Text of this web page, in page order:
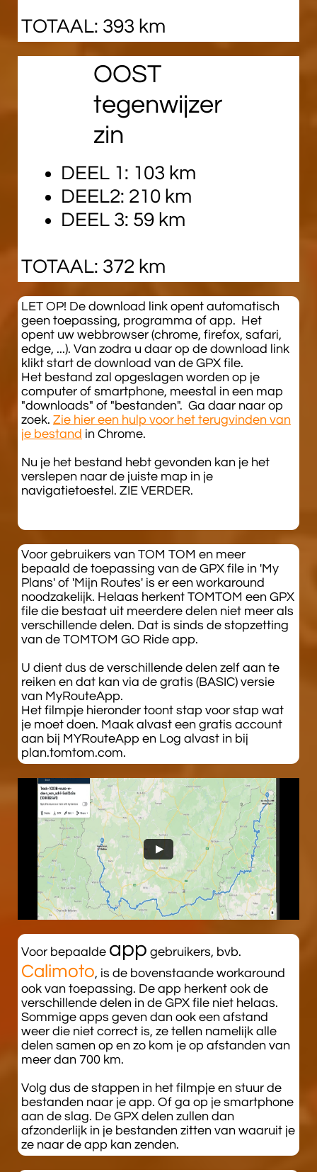
TOTAAL: 393 km
OOST
tegenwijzer
zin
DEEL 1: 103 km
DEEL2: 210 km
DEEL 3: 59 km
TOTAAL: 372 km
​LET OP! De download link opent automatisch
geen toepassing, programma of app. Het
opent uw webbrowser (chrome, firefox, safari,
edge, ...). Van zodra u daar op de download link
klikt start de download van de GPX file.
Het bestand zal opgeslagen worden op je
computer of smartphone, meestal in een map
"downloads" of "bestanden". Ga daar naar op
zoek. Zie hier een hulp voor het terugvinden van
je bestand in Chrome.
Nu je het bestand hebt gevonden kan je het
verslepen naar de juiste map in je
navigatietoestel. ZIE VERDER.
​Voor gebruikers van TOM TOM en meer
bepaald de toepassing van de GPX file in 'My
Plans' of 'Mijn Routes' is er een workaround
noodzakelijk. Helaas herkent TOMTOM een GPX
file die bestaat uit meerdere delen niet meer als
verschillende delen. Dat is sinds de stopzetting
van de TOMTOM GO Ride app.
U dient dus de verschillende delen zelf aan te
reiken en dat kan via de gratis (BASIC) versie
van MyRouteApp.
Het filmpje hieronder toont stap voor stap wat
je moet doen. Maak alvast een gratis account
aan bij MYRouteApp en Log alvast in bij
plan.tomtom.com.
Voor bepaalde app gebruikers, bvb.
Calimoto, is de bovenstaande workaround
ook van toepassing. De app herkent ook de
verschillende delen in de GPX file niet helaas.
Sommige apps geven dan ook een afstand
weer die niet correct is, ze tellen namelijk alle
delen samen op en zo kom je op afstanden van
meer dan 700 km.
Volg dus de stappen in het filmpje en stuur de
bestanden naar je app. Of ga op je smartphone
aan de slag. De GPX delen zullen dan
afzonderlijk in je bestanden zitten van waaruit je
ze naar de app kan zenden.